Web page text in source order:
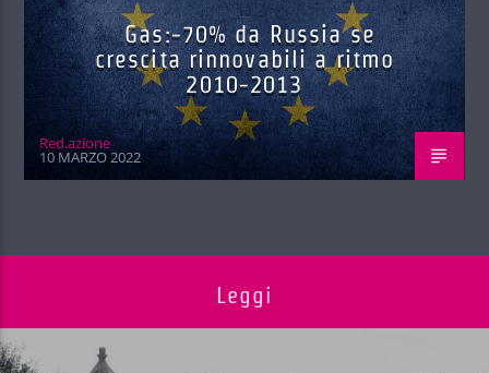
Gas:-70% da Russia se
crescita rinnovabili a ritmo
2010-2013
Red.azione
10 MARZO 2022
Leggi